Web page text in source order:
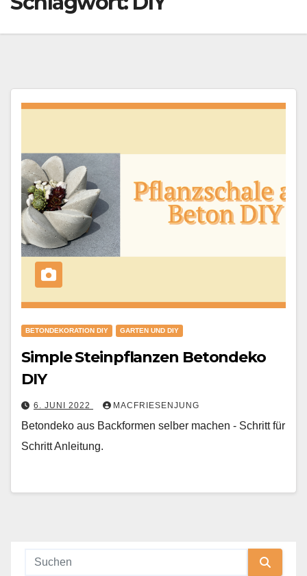
BETONDEKORATION DIY GARTEN UND DIY
Simple Steinpflanzen Betondeko
DIY
6. JUNI 2022 MACFRIESENJUNG
Betondeko aus Backformen selber machen - Schritt für
Schritt Anleitung.